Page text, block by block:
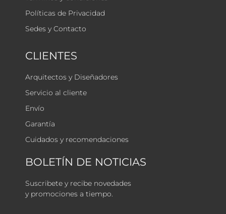
Políticas de Privacidad
Sedes y Contacto
CLIENTES
Arquitectos y Diseñadores
Servicio al cliente
Envío
Garantía
Cuidados y recomendaciones
BOLETÍN DE NOTICIAS
Suscribete y recibe novedades
y promociones a tiempo.